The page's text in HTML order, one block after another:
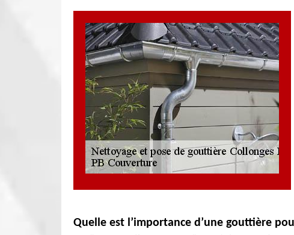
Quelle est l’importance d’une gouttière